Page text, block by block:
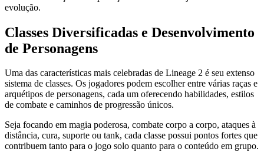
evolução.
Classes Diversificadas e Desenvolvimento
de Personagens
Uma das características mais celebradas de Lineage 2 é seu extenso
sistema de classes. Os jogadores podem escolher entre várias raças e
arquétipos de personagens, cada um oferecendo habilidades, estilos
de combate e caminhos de progressão únicos.
Seja focando em magia poderosa, combate corpo a corpo, ataques à
distância, cura, suporte ou tank, cada classe possui pontos fortes que
contribuem tanto para o jogo solo quanto para o conteúdo em grupo.